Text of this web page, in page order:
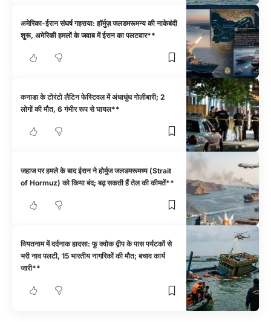
अमेरिका-ईरान संघर्ष गहराया: हॉर्मुज़ जलडमरूमन्य की नाकेबंदी
शुरू, अमेरिकी हमलों के जवाब में ईरान का पलटवार**
कनाडा के टोरंटो लैटिन फेस्टिवल में अंधाधुंध गोलीबारी; 2
लोगों की मौत, 6 गंभीर रूप से घायल**
जहाज पर हमले के बाद ईरान ने होर्मुज जलडमरूमध्य (Strait
of Hormuz) को किया बंद; बढ़ सकती हैं तेल की कीमतें**
वियतनाम में दर्दनाक हादसा: फु क्वोक द्वीप के पास पर्यटकों से
भरी नाव पलटी, 15 भारतीय नागरिकों की मौत; बचाव कार्य
जारी**